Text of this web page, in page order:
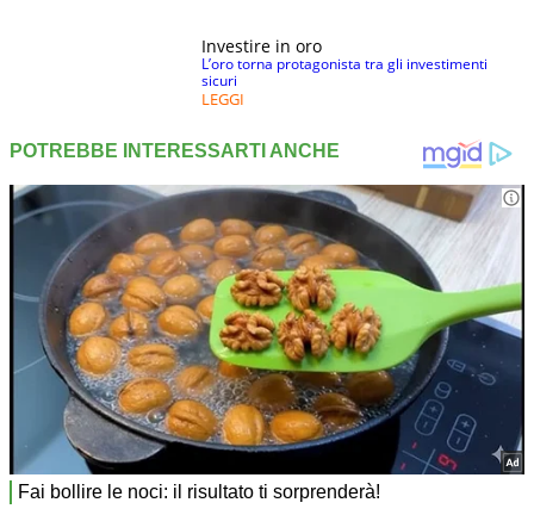
Investire in oro
L’oro torna protagonista tra gli investimenti
sicuri
LEGGI